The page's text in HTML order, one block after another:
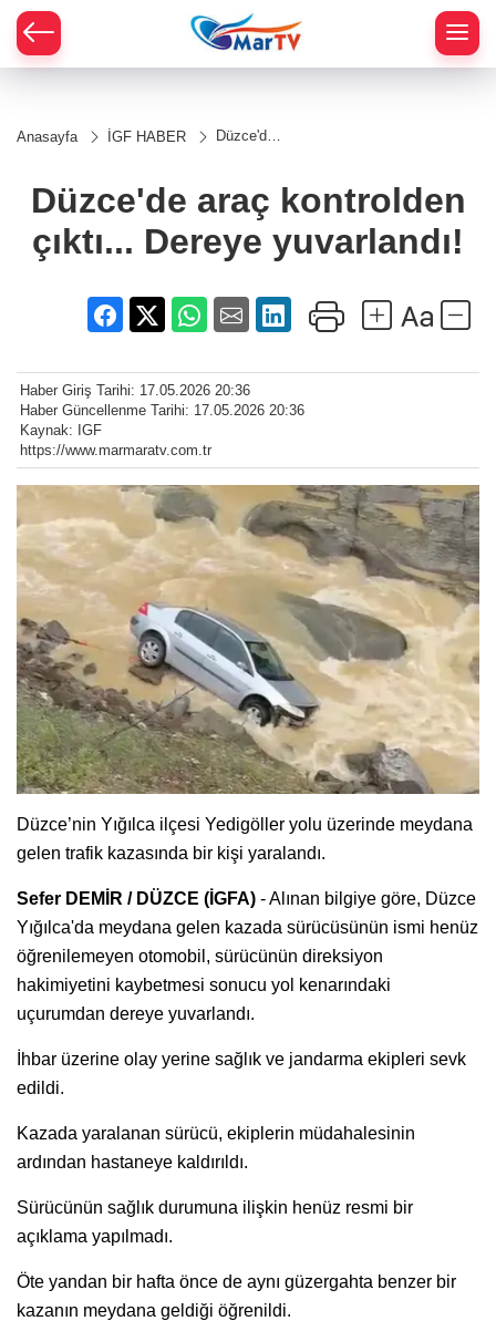
Anasayfa İGF HABER
Düzce'de
Dereye
yuvarlandı!
Düzce'de araç kontrolden
çıktı... Dereye yuvarlandı!
Haber Giriş Tarihi: 17.05.2026 20:36
Haber Güncellenme Tarihi: 17.05.2026 20:36
Kaynak: IGF
https://www.marmaratv.com.tr
Düzce’nin Yığılca ilçesi Yedigöller yolu üzerinde meydana
gelen trafik kazasında bir kişi yaralandı.
Sefer DEMİR / DÜZCE (İGFA) - Alınan bilgiye göre, Düzce
Yığılca'da meydana gelen kazada sürücüsünün ismi henüz
öğrenilemeyen otomobil, sürücünün direksiyon
hakimiyetini kaybetmesi sonucu yol kenarındaki
uçurumdan dereye yuvarlandı.
İhbar üzerine olay yerine sağlık ve jandarma ekipleri sevk
edildi.
Kazada yaralanan sürücü, ekiplerin müdahalesinin
ardından hastaneye kaldırıldı.
Sürücünün sağlık durumuna ilişkin henüz resmi bir
açıklama yapılmadı.
Öte yandan bir hafta önce de aynı güzergahta benzer bir
kazanın meydana geldiği öğrenildi.